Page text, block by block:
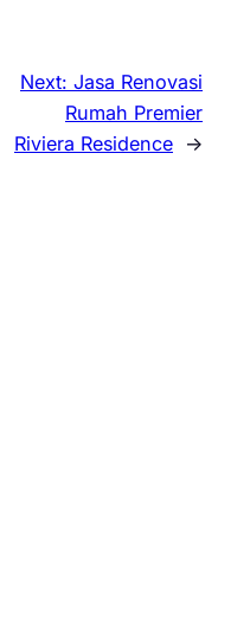
Next: Jasa Renovasi
Rumah Premier
Riviera Residence →